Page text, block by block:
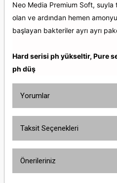
Neo Media Premium Soft,
olan ve ardından hemen
başlayan bakteriler ayrı ayrı
Hard serisi ph yükseltir, Pure
ph düş
Yorumlar
Taksit Seçenekleri
Önerileriniz